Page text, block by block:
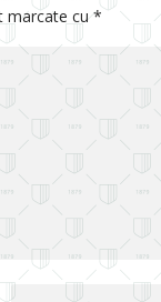
marcate cu*